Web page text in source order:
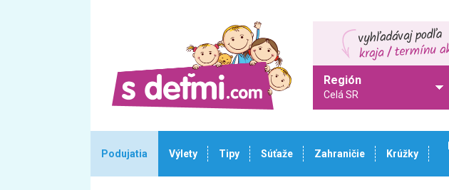
Región
Celá SR
Podujatia Výlety Tipy Súťaže Zahraničie Krúžky